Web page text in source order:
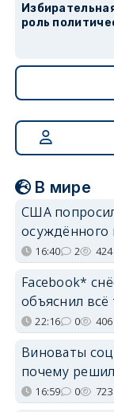
роль
В мире
США
осуждённого
16:40 2 424
Facebook*
объяснил
22:16 0 406
Виноваты
почему
16:59 0 723